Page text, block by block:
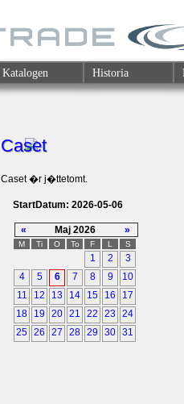
Katalogen Historia
Caset
Caset �r j�ttetomt.
StartDatum: 2026-05-06
« Maj 2026 »
M Ti O To F L S
1 2
3
4
5 6 7 8 9
10
11
12 13 14 15 16
17
18
19 20 21 22 23
24
25 26 27 28 29 30 31